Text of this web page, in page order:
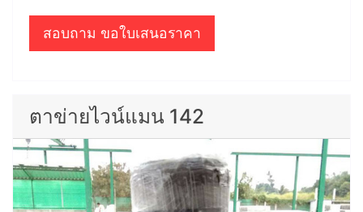
สอบถาม ขอใบเสนอราคา
ตาข่ายไวน์แมน 142